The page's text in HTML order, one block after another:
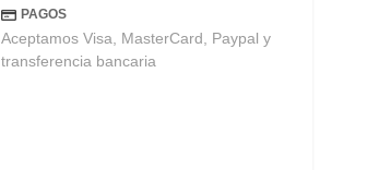
PAGOS
Aceptamos Visa, MasterCard, Paypal y
transferencia bancaria